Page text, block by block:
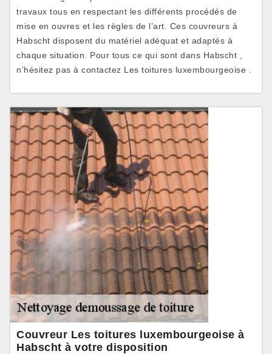
travaux tous en respectant les différents procédés de
mise en ouvres et les règles de l’art. Ces couvreurs à
Habscht disposent du matériel adéquat et adaptés à
chaque situation. Pour tous ce qui sont dans Habscht ,
n’hésitez pas à contactez Les toitures luxembourgeoise .
Couvreur Les toitures luxembourgeoise à
Habscht à votre disposition